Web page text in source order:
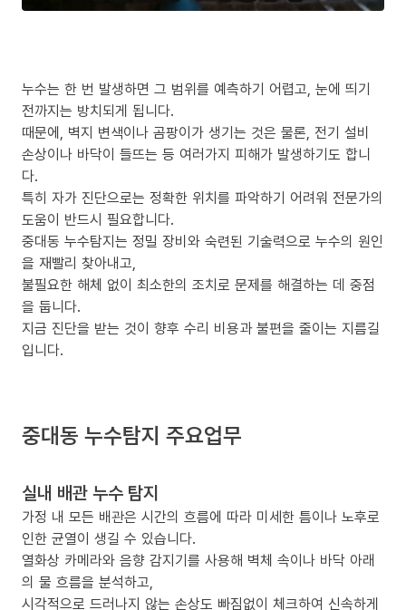
누수는 한 번 발생하면 그 범위를 예측하기 어렵고, 눈에 띄기
전까지는 방치되게 됩니다.
때문에, 벽지 변색이나 곰팡이가 생기는 것은 물론, 전기 설비
손상이나 바닥이 들뜨는 등 여러가지 피해가 발생하기도 합니
다.
특히 자가 진단으로는 정확한 위치를 파악하기 어려워 전문가의
도움이 반드시 필요합니다.
중대동 누수탐지는 정밀 장비와 숙련된 기술력으로 누수의 원인
을 재빨리 찾아내고,
불필요한 해체 없이 최소한의 조치로 문제를 해결하는 데 중점
을 둡니다.
지금 진단을 받는 것이 향후 수리 비용과 불편을 줄이는 지름길
입니다.
중대동 누수탐지 주요업무
실내 배관 누수 탐지
가정 내 모든 배관은 시간의 흐름에 따라 미세한 틈이나 노후로
인한 균열이 생길 수 있습니다.
열화상 카메라와 음향 감지기를 사용해 벽체 속이나 바닥 아래
의 물 흐름을 분석하고,
시각적으로 드러나지 않는 손상도 빠짐없이 체크하여 신속하게